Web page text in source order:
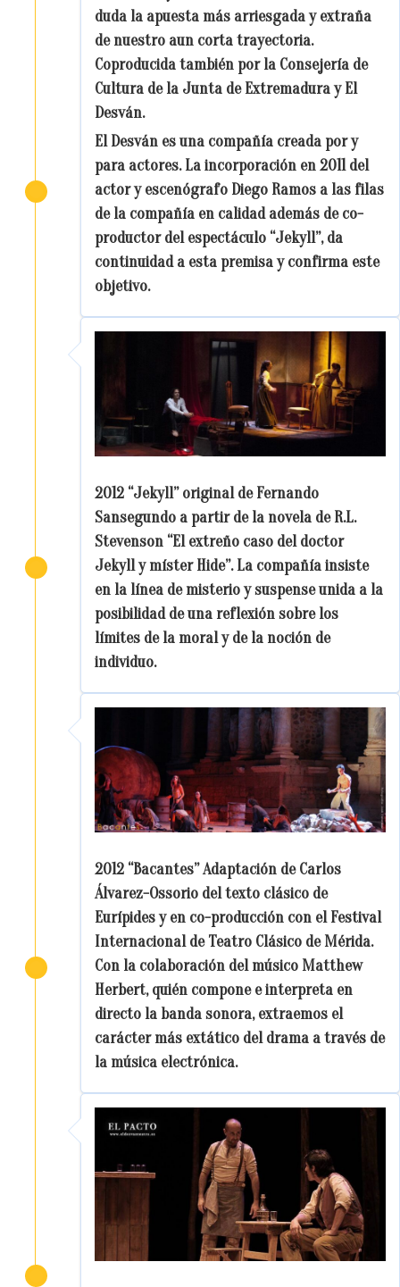
duda la apuesta más arriesgada y extraña
de nuestro aun corta trayectoria.
Coproducida también por la Consejería de
Cultura de la Junta de Extremadura y El
Desván.
El Desván es una compañía creada por y
para actores. La incorporación en 2011 del
actor y escenógrafo Diego Ramos a las filas
de la compañía en calidad además de co-
productor del espectáculo “Jekyll”, da
continuidad a esta premisa y confirma este
objetivo.
2012 “Jekyll” original de Fernando
Sansegundo a partir de la novela de R.L.
Stevenson “El extreño caso del doctor
Jekyll y míster Hide”. La compañía insiste
en la línea de misterio y suspense unida a la
posibilidad de una reflexión sobre los
límites de la moral y de la noción de
individuo.
2012 “Bacantes” Adaptación de Carlos
Álvarez-Ossorio del texto clásico de
Eurípides y en co-producción con el Festival
Internacional de Teatro Clásico de Mérida.
Con la colaboración del músico Matthew
Herbert, quién compone e interpreta en
directo la banda sonora, extraemos el
carácter más extático del drama a través de
la música electrónica.